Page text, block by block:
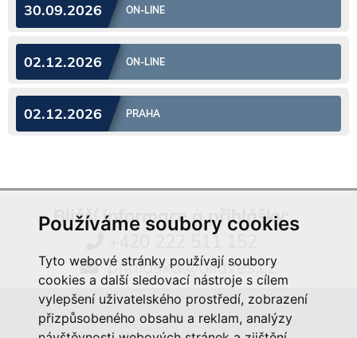
Používáme soubory cookies
Tyto webové stránky používají soubory
cookies a další sledovací nástroje s cílem
vylepšení uživatelského prostředí, zobrazení
přizpůsobeného obsahu a reklam, analýzy
30.09.2026 ON-LINE
02.12.2026 ON-LINE
02.12.2026 PRAHA
Bližší informace a přihlášky:
+420 222 511 152
prihlaska@aliaves.cz